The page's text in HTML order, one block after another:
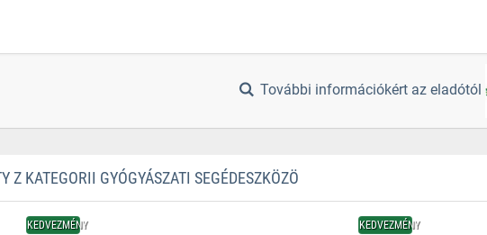
További információkért az eladótól
Z KATEGORII GYÓGYÁSZATI SEGÉDESZKÖZÖ
KEDVEZMÉNY KEDVEZMÉNY